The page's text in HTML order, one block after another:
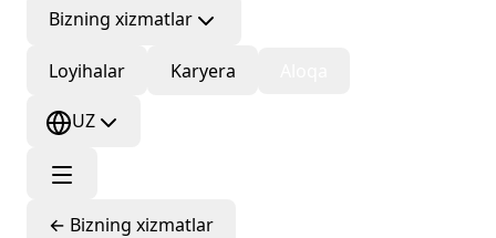
Bizning xizmatlar
Loyihalar Karyera
UZ
← Bizning xizmatlar